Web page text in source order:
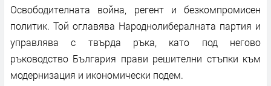
Освободителната война, регент и безкомпромисен
политик. Той оглавява Народнолибералната партия и
управлява с твърда ръка, като под негово
ръководство България прави решителни стъпки към
модернизация и икономически подем.